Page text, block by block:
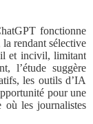
fonctionne
rendant sélective
et incivil, limitant
l’étude suggère
les outils d’IA
pour une
où les journalistes